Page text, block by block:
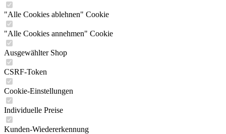
"Alle Cookies ablehnen" Cookie
"Alle Cookies annehmen" Cookie
Ausgewählter Shop
CSRF-Token
Cookie-Einstellungen
Individuelle Preise
Kunden-Wiedererkennung